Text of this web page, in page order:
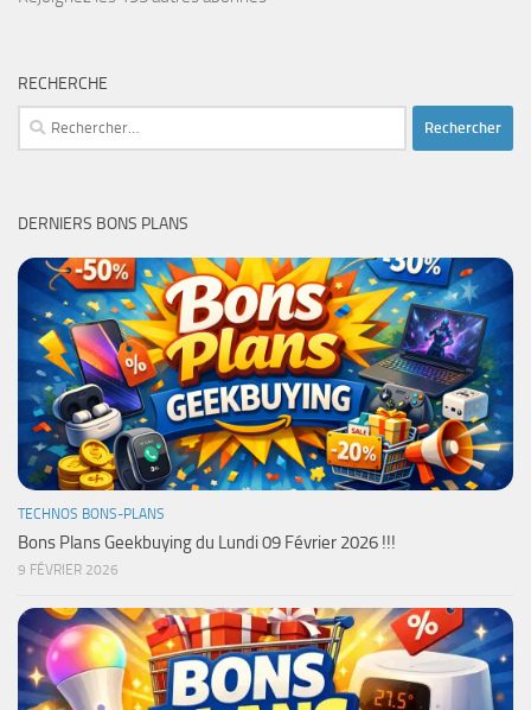
RECHERCHE
Rechercher :
DERNIERS BONS PLANS
TECHNOS BONS-PLANS
Bons Plans Geekbuying du Lundi 09 Février 2026 !!!
9 FÉVRIER 2026